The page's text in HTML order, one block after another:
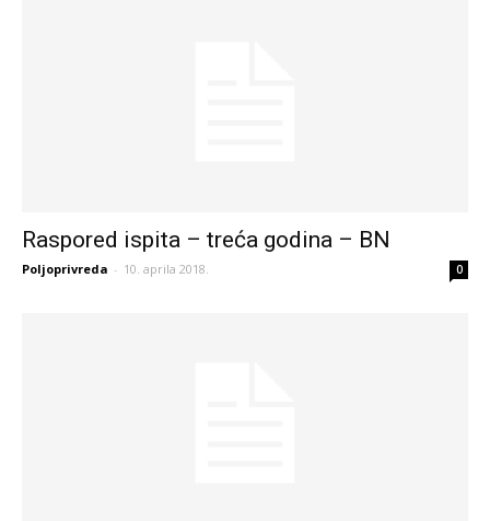
Raspored ispita – treća godina – BN
Poljoprivreda - 10. aprila 2018. 0